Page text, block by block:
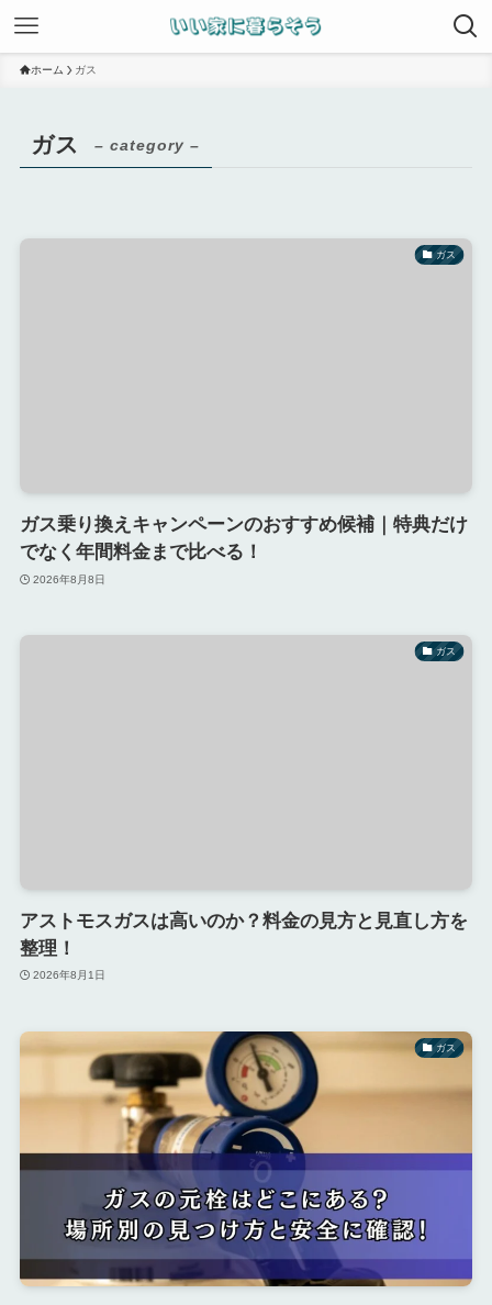
ホーム ガス
ガス – category –
ガス
ガス乗り換えキャンペーンのおすすめ候補｜特典だけ
でなく年間料金まで比べる！
2026年8月8日
ガス
アストモスガスは高いのか？料金の見方と見直し方を
整理！
2026年8月1日
ガス